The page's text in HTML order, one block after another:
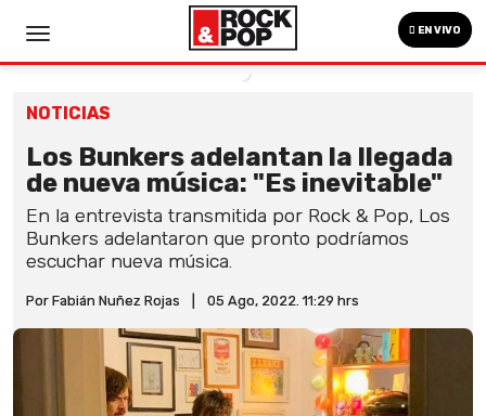
EN VIVO
NOTICIAS
Los Bunkers adelantan la llegada
de nueva música: "Es inevitable"
En la entrevista transmitida por Rock & Pop, Los
Bunkers adelantaron que pronto podríamos
escuchar nueva música.
Por Fabián Nuñez Rojas 05 Ago, 2022. 11:29 hrs